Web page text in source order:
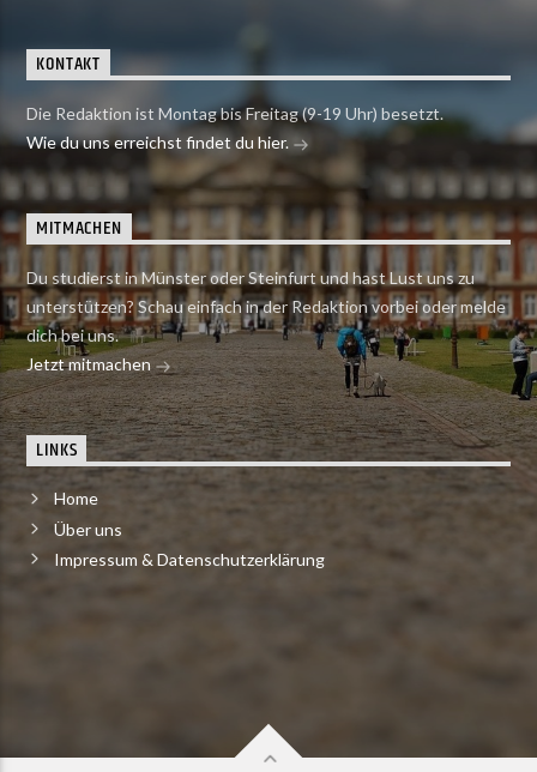
KONTAKT
Die Redaktion ist Montag bis Freitag (9-19 Uhr) besetzt.
Wie du uns erreichst findet du hier.
MITMACHEN
Du studierst in Münster oder Steinfurt und hast Lust uns zu
unterstützen? Schau einfach in der Redaktion vorbei oder melde
dich bei uns.
Jetzt mitmachen
LINKS
Home
Über uns
Impressum & Datenschutzerklärung